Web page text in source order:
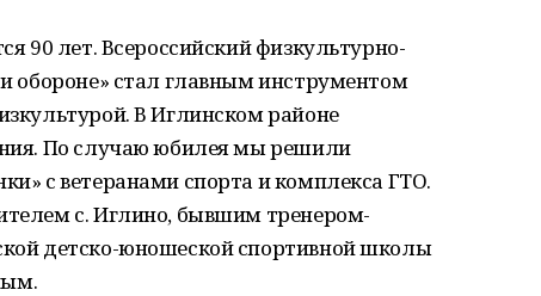
90 лет. Всероссийский физкультурно-
обороне» стал главным инструментом
В Иглинском районе
По случаю юбилея мы решили
с ветеранами спорта и комплекса ГТО.
с. Иглино, бывшим тренером-
детско-юношеской спортивной школы